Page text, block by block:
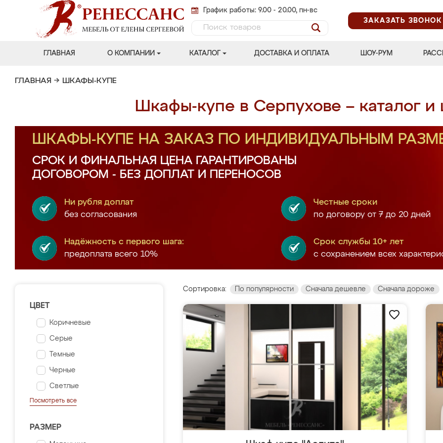
График работы: 9.00 - 20.00, пн-вс
ЗАКАЗАТЬ ЗВОНОК
ГЛАВНАЯ О КОМПАНИИ КАТАЛОГ ДОСТАВКА И ОПЛАТА ШОУ-РУМ
ГЛАВНАЯ → ШКАФЫ-КУПЕ
Шкафы-купе в Серпухове – каталог и
ШКАФЫ-КУПЕ НА ЗАКАЗ ПО ИНДИВИДУАЛЬНЫМ
СРОК И ФИНАЛЬНАЯ ЦЕНА ГАРАНТИРОВАНЫ
ДОГОВОРОМ - БЕЗ ДОПЛАТ И ПЕРЕНОСОВ
Ни рубля доплат
без согласования
Честные сроки
по договору от 7 до 20 дней
Надёжность с первого шага:
предоплата всего 10%
Срок службы 10+ лет
с сохранением всех
ЦВЕТ
Коричневые
Серые
Темные
Черные
Светлые
Посмотреть все
РАЗМЕР
Сортировка: По популярности Сначала дешевле Сначала дороже